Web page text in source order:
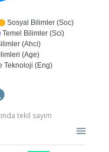
Sosyal Bilimler (Soc)
Temel Bilimler (Sci)
(Ahci)
(Age)
Teknoloji (Eng)
tekil sayım